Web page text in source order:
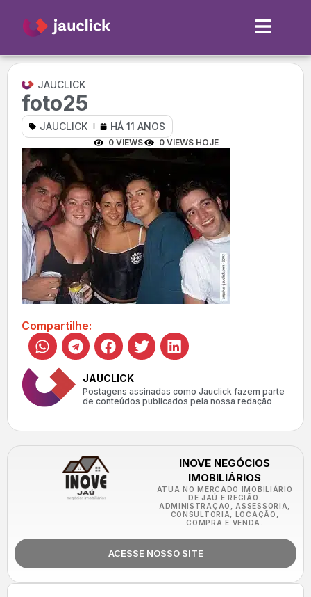
JAUCLICK
foto25
JAUCLICK HÁ 11 ANOS
0 VIEWS 0 VIEWS HOJE
Compartilhe:
JAUCLICK
Postagens assinadas como Jauclick fazem parte
de conteúdos publicados pela nossa redação
INOVE NEGÓCIOS
IMOBILIÁRIOS
ATUA NO MERCADO IMOBILIÁRIO
DE JAÚ E REGIÃO.
ADMINISTRAÇÃO, ASSESSORIA,
CONSULTORIA, LOCAÇÃO,
COMPRA E VENDA.
ACESSE NOSSO SITE